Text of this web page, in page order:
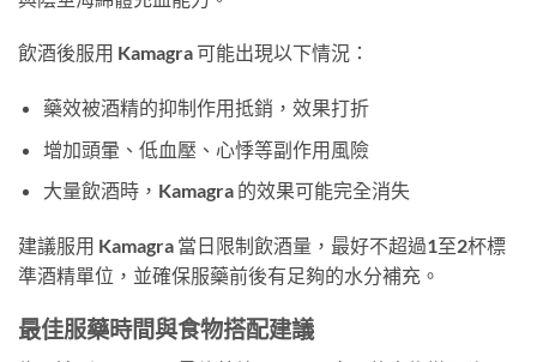
飲酒後服用 Kamagra 可能出現以下情況：
藥效被酒精的抑制作用抵銷，效果打折
增加頭暈、低血壓、心悸等副作用風險
大量飲酒時，Kamagra 的效果可能完全消失
建議服用 Kamagra 當日限制飲酒量，最好不超過1至2杯標
準酒精單位，並確保服藥前後有足夠的水分補充。
最佳服藥時間與食物搭配建議